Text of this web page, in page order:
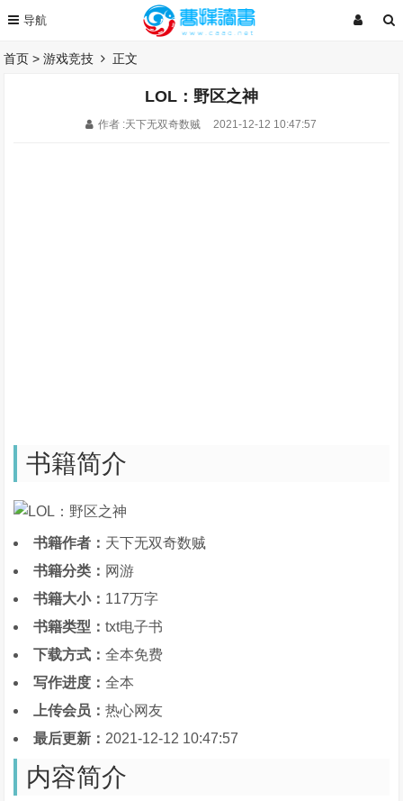
首页 >游戏竞技 正文
LOL：野区之神
作者 :天下无双奇数贼 2021-12-12 10:47:57
书籍简介
书籍作者： 天下无双奇数贼
书籍分类： 网游
书籍大小： 117万字
书籍类型：txt电子书
下载方式：全本免费
写作进度：全本
上传会员：热心网友
最后更新： 2021-12-12 10:47:57
内容简介